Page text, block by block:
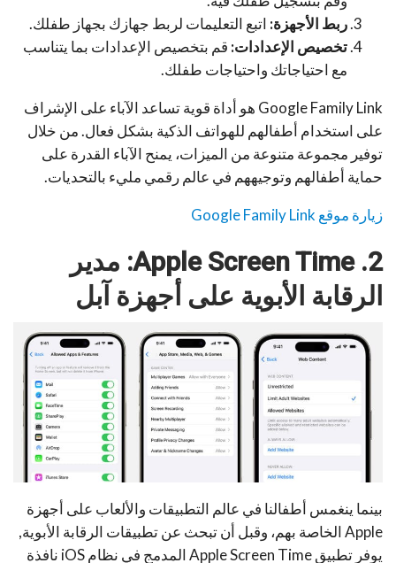
ربط الأجهزة: اتبع التعليمات لربط جهازك بجهاز طفلك.
تخصيص الإعدادات: قم بتخصيص الإعدادات بما يتناسب
مع احتياجاتك واحتياجات طفلك.
Google Family Link هو أداة قوية تساعد الآباء على الإشراف
على استخدام أطفالهم للهواتف الذكية بشكل فعال. من خلال
توفير مجموعة متنوعة من الميزات، يمنح الآباء القدرة على
حماية أطفالهم وتوجيههم في عالم رقمي مليء بالتحديات.
زيارة موقع Google Family Link
2. Apple Screen Time: مدير
الرقابة الأبوية على أجهزة آبل
بينما ينغمس أطفالنا في عالم التطبيقات والألعاب على أجهزة
Apple الخاصة بهم، وقبل أن تبحث عن تطبيقات الرقابة الأبوية,
يوفر تطبيق Apple Screen Time المدمج في نظام iOS نافذة